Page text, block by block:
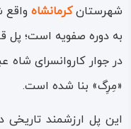
شهرستانکرمانشاه واقع
به دوره صفویه است؛
در جوار کاروانسرای شاه‌
«مِرِگ» بنا شده است.
این پل ارزشمند تاریخی